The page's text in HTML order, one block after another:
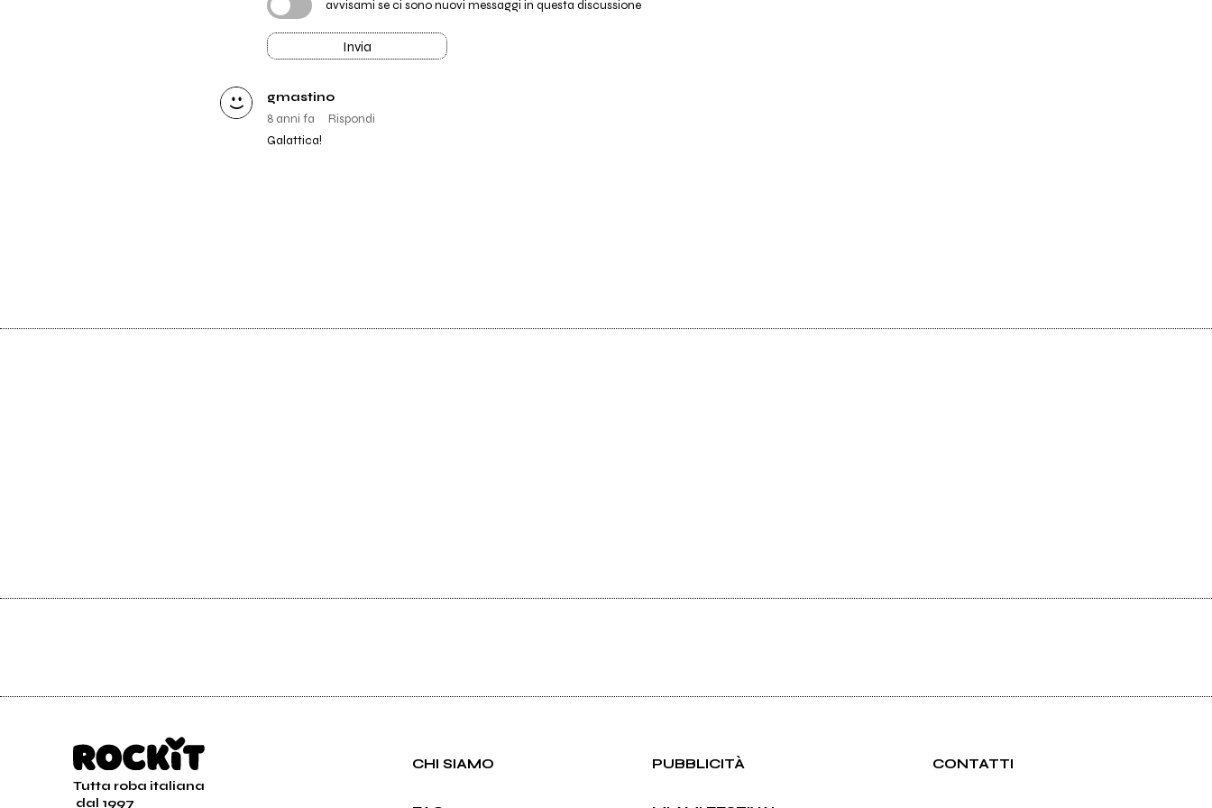
SECOND YOUTH
avvisami se ci sono nuovi messaggi in questa discussione
Invia
gmastino
8 anni fa
Rispondi
Galattica!
Tutta roba italiana
dal 1997
CHI SIAMO PUBBLICITÀ CONTATTI